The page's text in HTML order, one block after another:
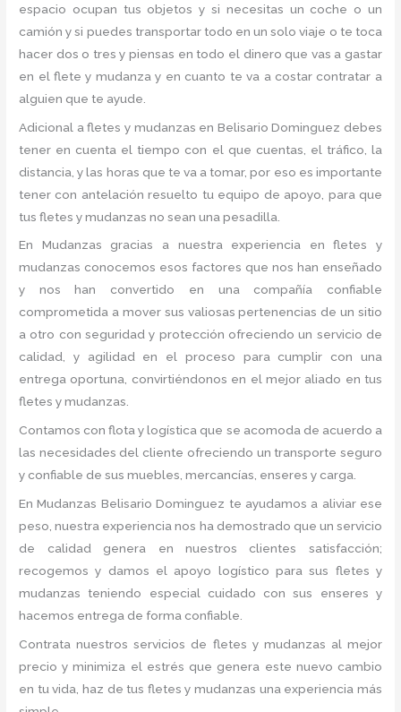
espacio ocupan tus objetos y si necesitas un coche o un
camión y si puedes transportar todo en un solo viaje o te toca
hacer dos o tres y piensas en todo el dinero que vas a gastar
en el flete y mudanza y en cuanto te va a costar contratar a
alguien que te ayude.
Adicional a fletes y mudanzas en Belisario Dominguez debes
tener en cuenta el tiempo con el que cuentas, el tráfico, la
distancia, y las horas que te va a tomar, por eso es importante
tener con antelación resuelto tu equipo de apoyo, para que
tus fletes y mudanzas no sean una pesadilla.
En Mudanzas gracias a nuestra experiencia en fletes y
mudanzas conocemos esos factores que nos han enseñado
y nos han convertido en una compañía confiable
comprometida a mover sus valiosas pertenencias de un sitio
a otro con seguridad y protección ofreciendo un servicio de
calidad, y agilidad en el proceso para cumplir con una
entrega oportuna, convirtiéndonos en el mejor aliado en tus
fletes y mudanzas.
Contamos con flota y logística que se acomoda de acuerdo a
las necesidades del cliente ofreciendo un transporte seguro
y confiable de sus muebles, mercancías, enseres y carga.
En Mudanzas Belisario Dominguez te ayudamos a aliviar ese
peso, nuestra experiencia nos ha demostrado que un servicio
de calidad genera en nuestros clientes satisfacción;
recogemos y damos el apoyo logístico para sus fletes y
mudanzas teniendo especial cuidado con sus enseres y
hacemos entrega de forma confiable.
Contrata nuestros servicios de fletes y mudanzas al mejor
precio y minimiza el estrés que genera este nuevo cambio
en tu vida, haz de tus fletes y mudanzas una experiencia más